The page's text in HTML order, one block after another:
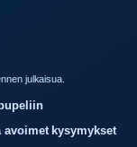
julkaisua.
kysymykset